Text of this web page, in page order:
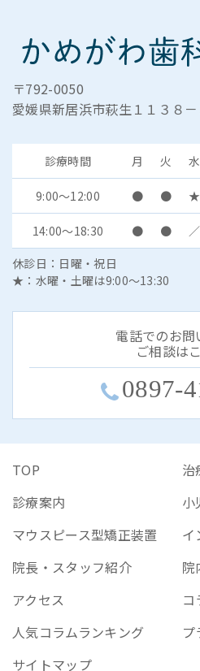
〒792-0050
愛媛県新居浜市萩生１１３８－
診療時間 月 火 水
9:00～12:00 ● ● ★
14:00～18:30 ● ● ／
休診日：日曜・祝日
★：水曜・土曜は9:00～13:30
電話でのお問
ご相談は
0897-
TOP
治
診療案内
小
マウスピース型矯正装置
イ
院長・スタッフ紹介
院
アクセス
コ
人気コラムランキング
サイトマップ